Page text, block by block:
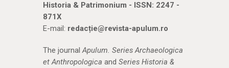
Historia & Patrimonium - ISSN: 2247 -
871X
E-mail: redacție@revista-apulum.ro
The journalApulum. Series Archaeologica
et Anthropologica and Series Historia &